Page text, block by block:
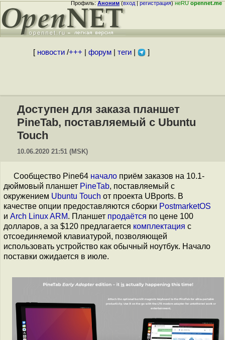
Профиль:Аноним(вход|регистрация)неRUopennet.me
[ новости/+++ форум| теги| ]
Доступен для заказа планшет
PineTab, поставляемый с Ubuntu
Touch
10.06.2020 21:51 (MSK)
Сообщество Pine64 начало приём заказов на 10.1-
дюймовый планшет PineTab, поставляемый с
окружением Ubuntu Touch от проекта UBports. В
качестве опции предоставляются сборки PostmarketOS
и Arch Linux ARM. Планшет продаётся по цене 100
долларов, а за $120 предлагается комплектация с
отсоединяемой клавиатурой, позволяющей
использовать устройство как обычный ноутбук. Начало
поставки ожидается в июле.